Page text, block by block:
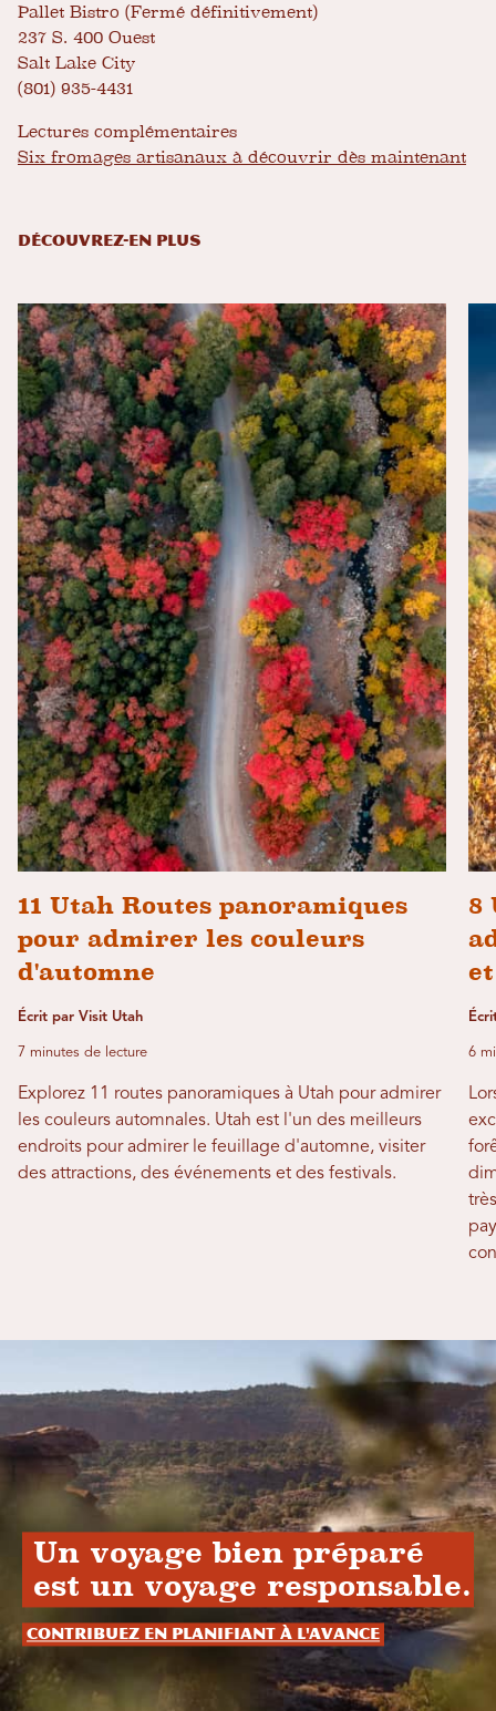
Pallet Bistro (Fermé définitivement)
237 S. 400 Ouest
Salt Lake City
(801) 935-4431
Lectures complémentaires
Six fromages artisanaux à découvrir dès maintenant
DÉCOUVREZ-EN PLUS
11 Utah Routes panoramiques
pour admirer les couleurs
d'automne
Écrit par Visit Utah
7 minutes de lecture
Explorez 11 routes panoramiques à Utah pour admirer
les couleurs automnales. Utah est l'un des meilleurs
endroits pour admirer le feuillage d'automne, visiter
des attractions, des événements et des festivals.
8
6
Un voyage bien préparé
est un voyage responsable.
Contribuez en planifiant à l'avance